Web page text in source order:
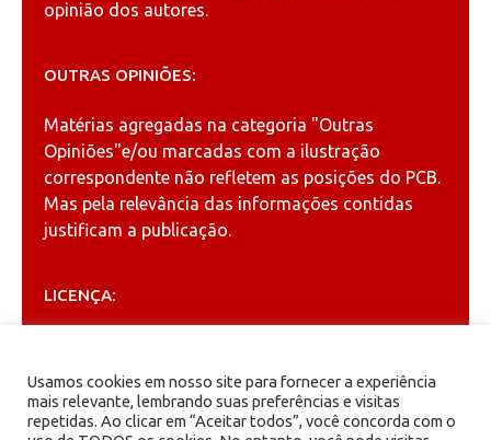
opinião dos autores.
OUTRAS OPINIÕES:
Matérias agregadas na categoria "Outras
Opiniões"e/ou marcadas com a ilustração
correspondente não refletem as posições do PCB.
Mas pela relevância das informações contidas
justificam a publicação.
LICENÇA:
Creative Commons
ARQUIVOS
Usamos cookies em nosso site para fornecer a experiência
mais relevante, lembrando suas preferências e visitas
repetidas. Ao clicar em “Aceitar todos”, você concorda com o